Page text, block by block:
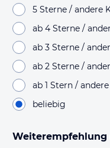
5 Sterne / andere
ab 4 Sterne /
ab 3 Sterne /
ab 2 Sterne /
ab 1 Stern /
beliebig
Weiterempfehlung